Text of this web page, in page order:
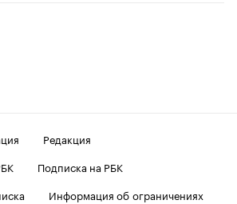
Редакция
Подписка на РБК
Информация об ограничениях